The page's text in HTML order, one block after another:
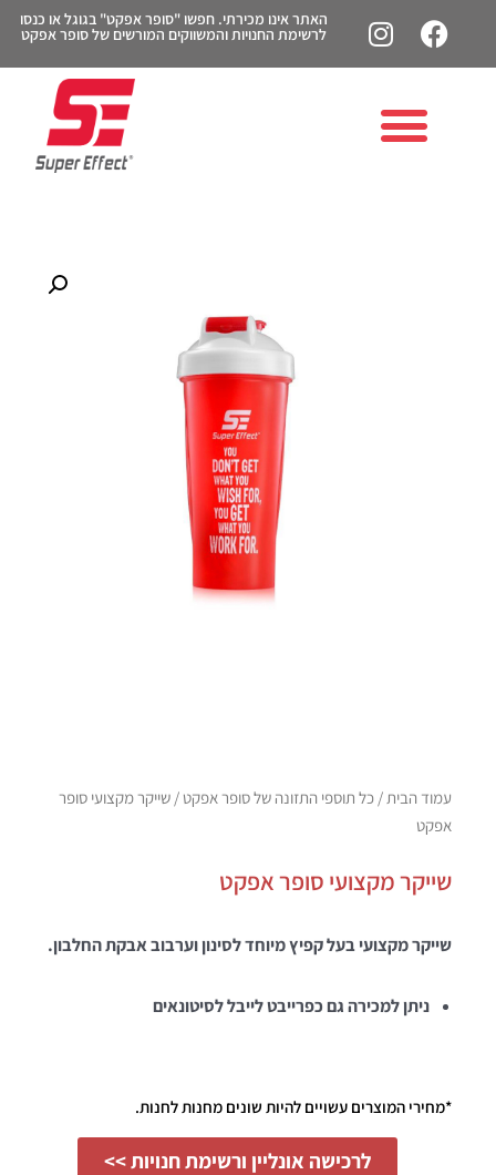
האתר אינו מכירתי. חפשו "סופר אפקט" בגוגל או כנסו
לרשימת החנויות והמשווקים המורשים של סופר אפקט
עמוד הבית/ כל תוספי התזונה של סופר אפקט / שייקר מקצועי סופר
אפקט
שייקר מקצועי סופר אפקט
שייקר מקצועי בעל קפיץ מיוחד לסינון וערבוב אבקת החלבון.
ניתן למכירה גם כפרייבט לייבל לסיטונאים
*מחירי המוצרים עשויים להיות שונים מחנות לחנות.
לרכישה אונליין ורשימת חנויות >>